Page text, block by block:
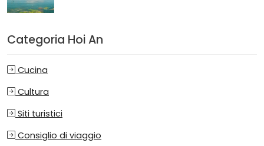
Categoria Hoi An
Cucina
Cultura
Siti turistici
Consiglio di viaggio